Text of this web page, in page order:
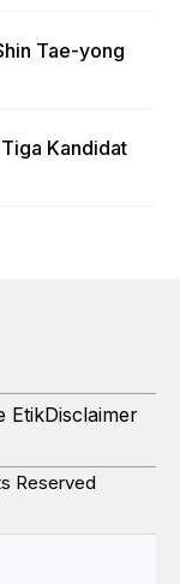
Tae-yong
Kandidat
EtikDisclaimer
Reserved